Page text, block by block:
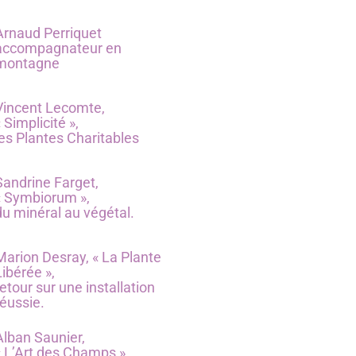
Perriquet
en
Lecomte,
Simplicité »,
Plantes Charitables
Farget,
Symbiorum »,
minéral au végétal.
Desray, « La Plante
»,
sur une installation
Saunier,